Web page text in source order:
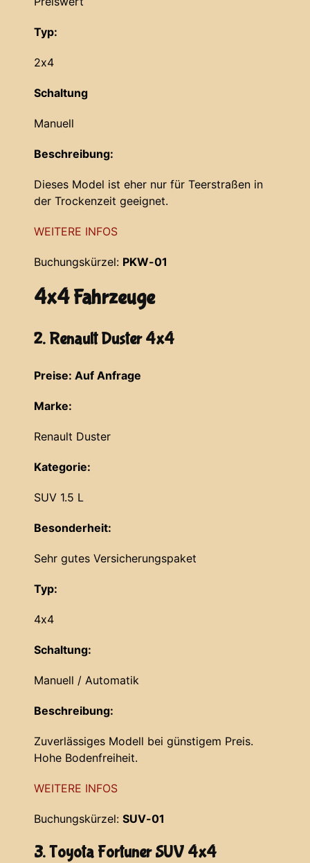
Typ:
2x4
Schaltung
Manuell
Beschreibung:
Dieses Model ist eher nur für Teerstraßen in
der Trockenzeit geeignet.
WEITERE INFOS
Buchungskürzel: PKW-01
4x4 Fahrzeuge
2. Renault Duster 4x4
Preise: Auf Anfrage
Marke:
Renault Duster
Kategorie:
SUV 1.5 L
Besonderheit:
Sehr gutes Versicherungspaket
Typ:
4x4
Schaltung:
Manuell / Automatik
Beschreibung:
Zuverlässiges Modell bei günstigem Preis.
Hohe Bodenfreiheit.
WEITERE INFOS
Buchungskürzel: SUV-01
3. Toyota Fortuner SUV 4x4